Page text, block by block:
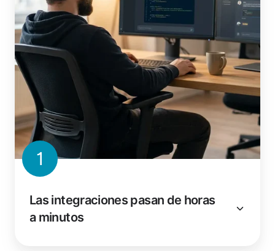
1
Las integraciones pasan de horas
a minutos